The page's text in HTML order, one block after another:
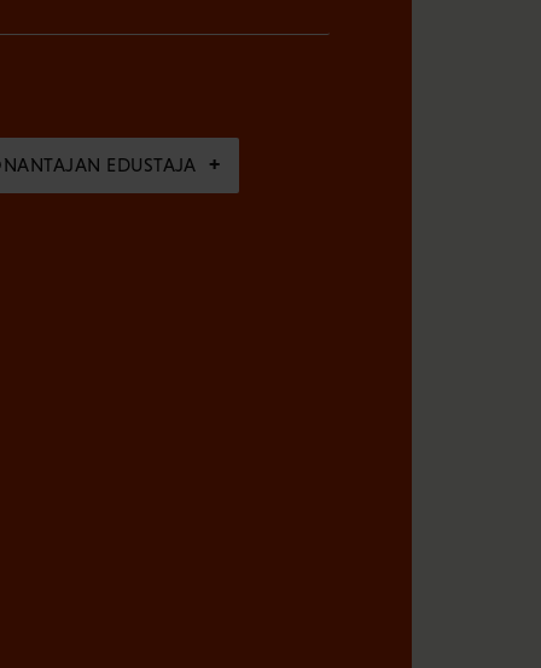
EDUSTAJA